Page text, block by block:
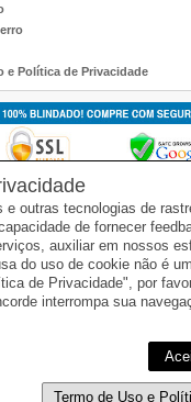
e Política de Privacidade
Ipiranga, 344 (Edifício Itália) - 23º
e outras tecnologias de
de fornecer
auxiliar em nossos
do uso de cookie não é
de Privacidade", por
interrompa sua
Termo de Uso e